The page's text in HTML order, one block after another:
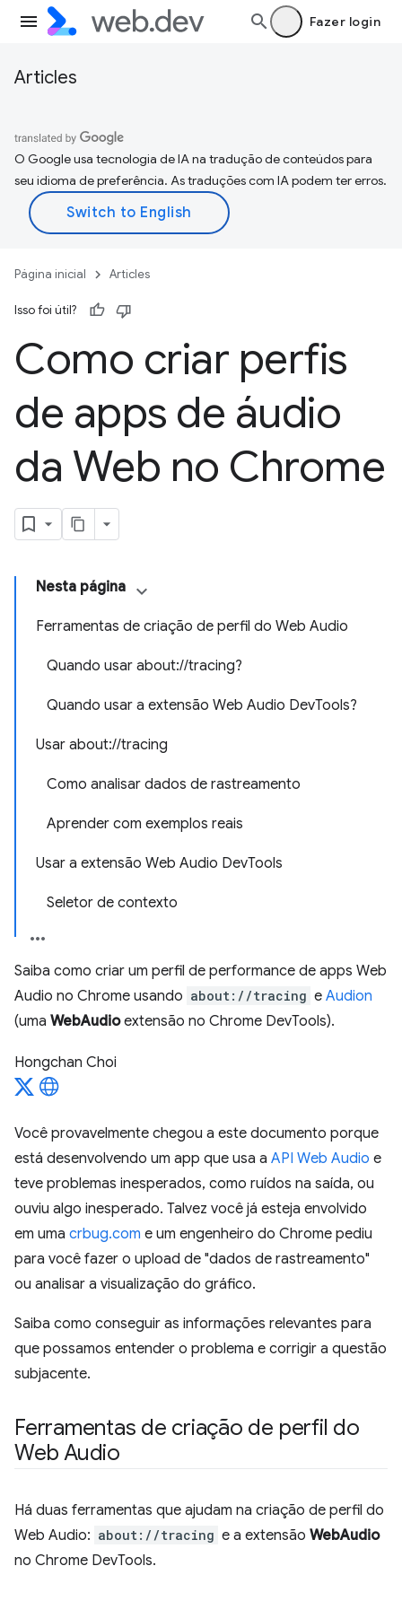
Fazer login
Articles
O Google usa tecnologia de IA na tradução de conteúdos para
seu idioma de preferência. As traduções com IA podem ter erros.
Página inicial Articles
Isso foi útil?
Como criar perfis
de apps de áudio
da Web no Chrome
Nesta página
Ferramentas de criação de perfil do Web Audio
Quando usar about://tracing?
Quando usar a extensão Web Audio DevTools?
Usar about://tracing
Como analisar dados de rastreamento
Aprender com exemplos reais
Usar a extensão Web Audio DevTools
Seletor de contexto
Saiba como criar um perfil de performance de apps Web
Audio no Chrome usando about://tracing e Audion
(uma WebAudioextensão no Chrome DevTools).
Hongchan Choi
Você provavelmente chegou a este documento porque
está desenvolvendo um app que usa a API Web Audio e
teve problemas inesperados, como ruídos na saída, ou
ouviu algo inesperado. Talvez você já esteja envolvido
em uma crbug.com e um engenheiro do Chrome pediu
para você fazer o upload de "dados de rastreamento"
ou analisar a visualização do gráfico.
Saiba como conseguir as informações relevantes para
que possamos entender o problema e corrigir a questão
subjacente.
Ferramentas de criação de perfil do
Web Audio
Há duas ferramentas que ajudam na criação de perfil do
Web Audio: about://tracing e a extensão WebAudio
no Chrome DevTools.